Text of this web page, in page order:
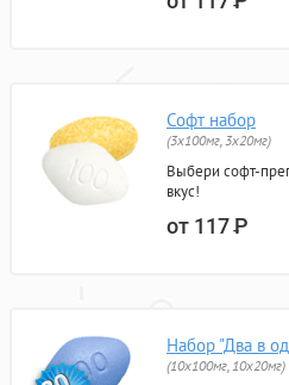
Софт набор
(3x100мг, 3x20мг)
Выбери софт-
вкус!
от 117Р
Набор "Два в
(10x100мг, 10x20мг)